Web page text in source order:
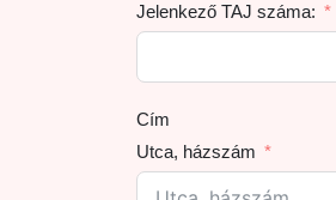
Jelenkező TAJ száma:
Cím
Utca, házszám